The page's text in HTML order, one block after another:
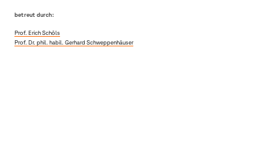
betreut durch:
Prof. Erich Schöls
Prof. Dr. phil. habil. Gerhard Schweppenhäuser